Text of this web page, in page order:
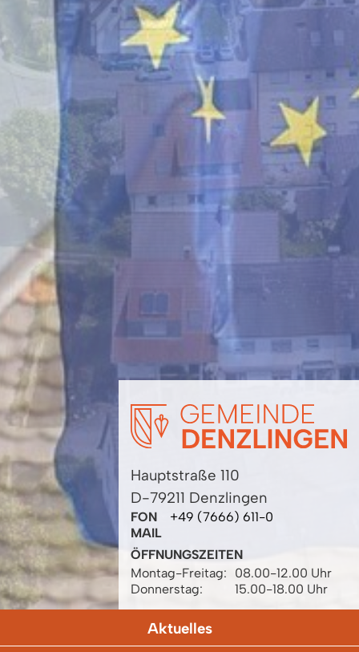
Hauptstraße 110
D-79211 Denzlingen
FON
+49 (7666) 611-0
MAIL
ÖFFNUNGSZEITEN
Montag-Freitag:
08.00-12.00 Uhr
Donnerstag:
15.00-18.00 Uhr
Aktuelles